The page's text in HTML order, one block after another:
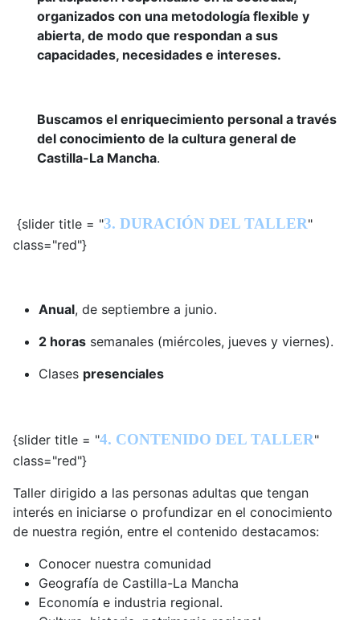
organizados con una metodología flexible y
abierta, de modo que respondan a sus
capacidades, necesidades e intereses.
Buscamos el enriquecimiento personal a través
del conocimiento de la cultura general de
Castilla-La Mancha.
{slider title = "3. DURACIÓN DEL TALLER"
class="red"}
Anual, de septiembre a junio.
2 horas semanales (miércoles, jueves y viernes).
Clases presenciales
{slider title = "4. CONTENIDO DEL TALLER"
class="red"}
Taller dirigido a las personas adultas que tengan
interés en iniciarse o profundizar en el conocimiento
de nuestra región, entre el contenido destacamos:
Conocer nuestra comunidad
Geografía de Castilla-La Mancha
Economía e industria regional.